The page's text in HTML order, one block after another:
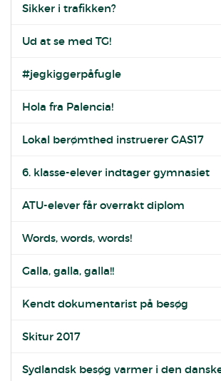
Sikker i trafikken?
Ud at se med TG!
#jegkiggerpåfugle
Hola fra Palencia!
Lokal berømthed instruerer GAS17
6. klasse-elever indtager gymnasiet
ATU-elever får overrakt diplom
Words, words, words!
Galla, galla, galla!!
Kendt dokumentarist på besøg
Skitur 2017
Sydlandsk besøg varmer i den